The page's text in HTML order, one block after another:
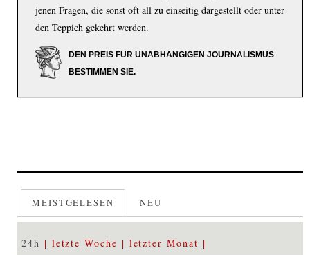
jenen Fragen, die sonst oft all zu einseitig dargestellt oder unter
den Teppich gekehrt werden.
DEN PREIS FÜR UNABHÄNGIGEN JOURNALISMUS
BESTIMMEN SIE.
MEISTGELESEN NEU
24h letzte Woche letzter Monat